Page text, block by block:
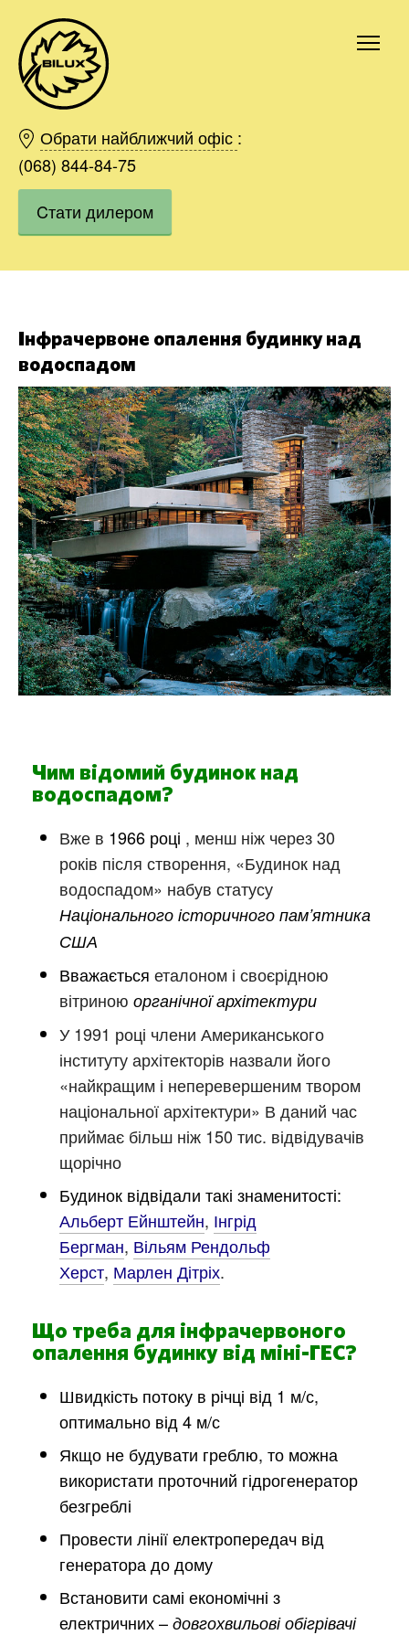
Обрати найближчий офіс :
(068) 844-84-75
Cтати дилером
Інфрачервоне опалення будинку над
водоспадом
Чим відомий будинок над
водоспадом?
Вже в 1966 році , менш ніж через 30
років після створення, «Будинок над
водоспадом» набув статусу
Національного історичного пам’ятника
США
Вважається еталоном і своєрідною
вітриною органічної архітектури
У 1991 році члени Американського
інституту архітекторів назвали його
«найкращим і неперевершеним твором
національної архітектури» В даний час
приймає більш ніж 150 тис. відвідувачів
щорічно
Будинок відвідали такі знаменитості:
Альберт Ейнштейн, Інгрід
Бергман, Вільям Рендольф
Херст, Марлен Дітріх.
Що треба для інфрачервоного
опалення будинку від міні-ГЕС?
Швидкість потоку в річці від 1 м/с,
оптимально від 4 м/с
Якщо не будувати греблю, то можна
використати проточний гідрогенератор
безгреблі
Провести лінії електропередач від
генератора до дому
Встановити самі економічні з
електричних – довгохвильові обігрівачі
Київ
Харків
Одесса
Дніпро
Івано-Франківськ
Область
Замовити